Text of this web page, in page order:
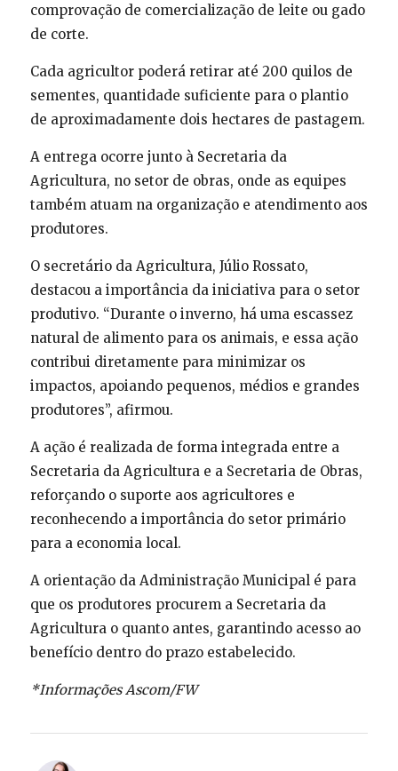
comprovação de comercialização de leite ou gado
de corte.
Cada agricultor poderá retirar até 200 quilos de
sementes, quantidade suficiente para o plantio
de aproximadamente dois hectares de pastagem.
A entrega ocorre junto à Secretaria da
Agricultura, no setor de obras, onde as equipes
também atuam na organização e atendimento aos
produtores.
O secretário da Agricultura, Júlio Rossato,
destacou a importância da iniciativa para o setor
produtivo. “Durante o inverno, há uma escassez
natural de alimento para os animais, e essa ação
contribui diretamente para minimizar os
impactos, apoiando pequenos, médios e grandes
produtores”, afirmou.
A ação é realizada de forma integrada entre a
Secretaria da Agricultura e a Secretaria de Obras,
reforçando o suporte aos agricultores e
reconhecendo a importância do setor primário
para a economia local.
A orientação da Administração Municipal é para
que os produtores procurem a Secretaria da
Agricultura o quanto antes, garantindo acesso ao
benefício dentro do prazo estabelecido.
*Informações Ascom/FW